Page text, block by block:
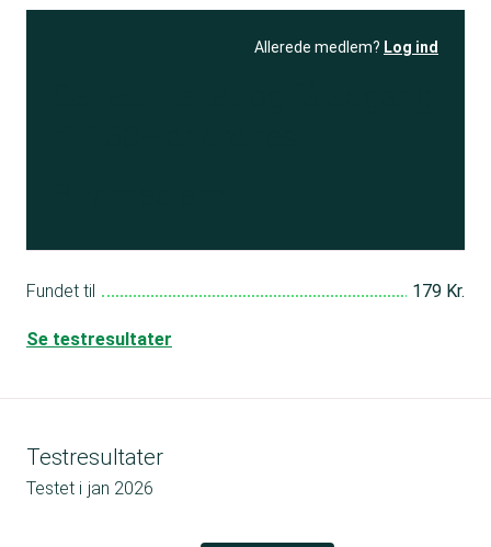
Allerede medlem? Log ind
Fundet til 179 Kr.
Se testresultater
Testresultater
Testet i jan 2026